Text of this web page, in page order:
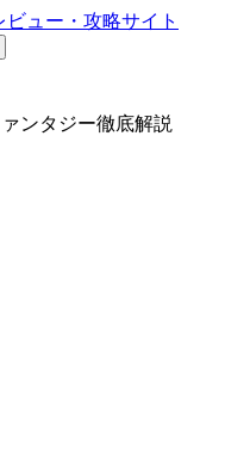
ンタジー徹底解説